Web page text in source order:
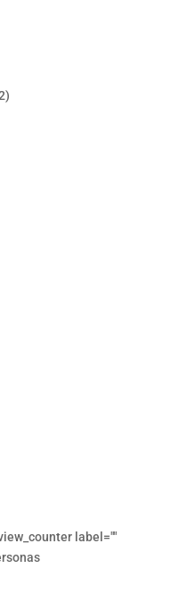
2
label=""